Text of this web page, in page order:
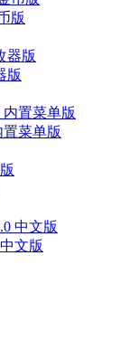
版
版
菜单版
文版